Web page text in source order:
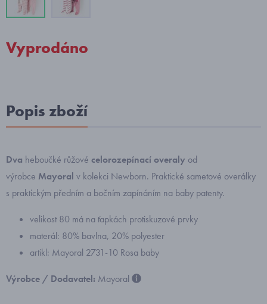
Vyprodáno
Popis zboží
Dva heboučké růžové celorozepínací overaly od
výrobce Mayoral v kolekci Newborn. Praktické sametové overálky
s praktickým předním a bočním zapínáním na baby patenty.
velikost 80 má na ťapkách protiskuzové prvky
materál: 80% bavlna, 20% polyester
artikl: Mayoral 2731-10 Rosa baby
Výrobce / Dodavatel: Mayoral